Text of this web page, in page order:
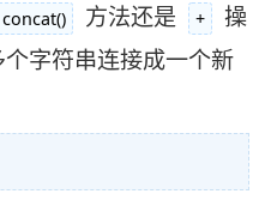
concat() 方法还是 +
操
字符串连接成一个新